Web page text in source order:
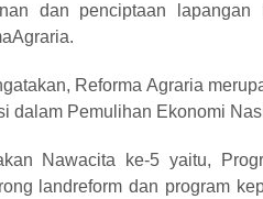
dan penciptaan
Reforma Agraria
dalam Pemulihan Ekonomi
Nawacita ke-5 yaitu,
landreform dan program